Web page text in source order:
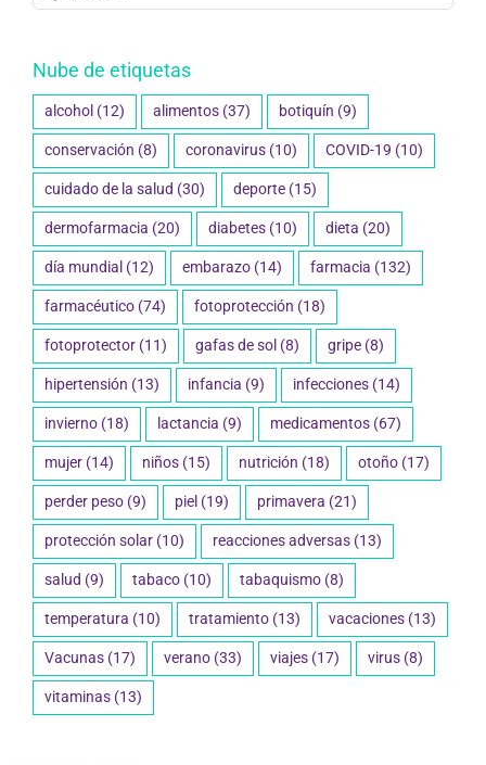
Nube de etiquetas
alcohol (12) alimentos (37) botiquín (9)
conservación (8) coronavirus (10) COVID-19 (10)
cuidado de la salud (30) deporte (15)
dermofarmacia (20) diabetes (10) dieta (20)
día mundial (12) embarazo (14) farmacia (132)
farmacéutico (74) fotoprotección (18)
fotoprotector (11) gafas de sol (8) gripe (8)
hipertensión (13) infancia (9) infecciones (14)
invierno (18) lactancia (9) medicamentos (67)
mujer (14) niños (15) nutrición (18) otoño (17)
perder peso (9) piel (19) primavera (21)
protección solar (10) reacciones adversas (13)
salud (9) tabaco (10) tabaquismo (8)
temperatura (10) tratamiento (13) vacaciones (13)
Vacunas (17) verano (33) viajes (17) virus (8)
vitaminas (13)